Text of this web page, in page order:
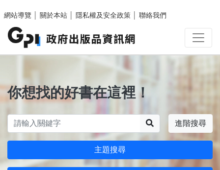
網站導覽
關於本站 隱私權及安全政策 聯絡我們
你想找的好書在這裡！
進階搜尋
主題搜尋